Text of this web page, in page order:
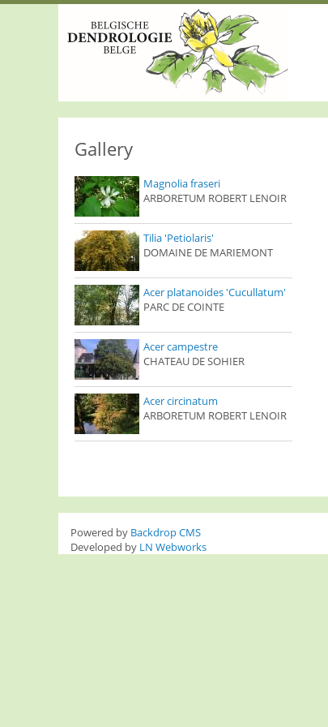
Gallery
Magnolia fraseri
ARBORETUM ROBERT LENOIR
Tilia 'Petiolaris'
DOMAINE DE MARIEMONT
Acer platanoides 'Cucullatum'
PARC DE COINTE
Acer campestre
CHATEAU DE SOHIER
Acer circinatum
ARBORETUM ROBERT LENOIR
Powered by Backdrop CMS
Developed by LN Webworks